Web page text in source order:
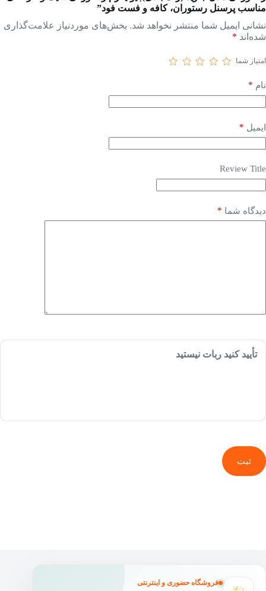
مناسب پرسنل رستوران، کافه و فست فود”
نشانی ایمیل شما منتشر نخواهد شد. بخش‌های موردنیاز علامت‌گذاری
شده‌اند *
امتیاز شما
نام *
ایمیل *
Review Title
دیدگاه شما *
تأیید کنید ربات نیستید
ثبت
فروشگاه حضوری و اینترنتی